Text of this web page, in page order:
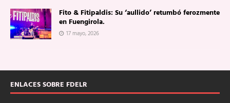
Fito & Fitipaldis: Su ‘aullido’ retumbó ferozmente
en Fuengirola.
17 mayo, 2026
ENLACES SOBRE FDELR